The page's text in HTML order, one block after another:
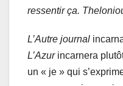
ressentir ça.
L’Autre journal
L’Azurincarnera
un « je » qui